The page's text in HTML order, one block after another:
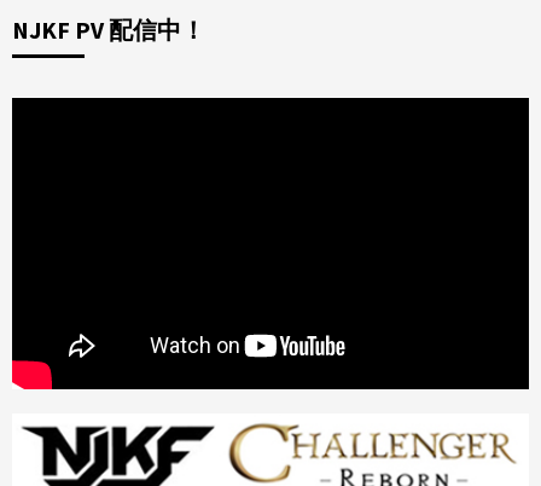
NJKF PV 配信中！